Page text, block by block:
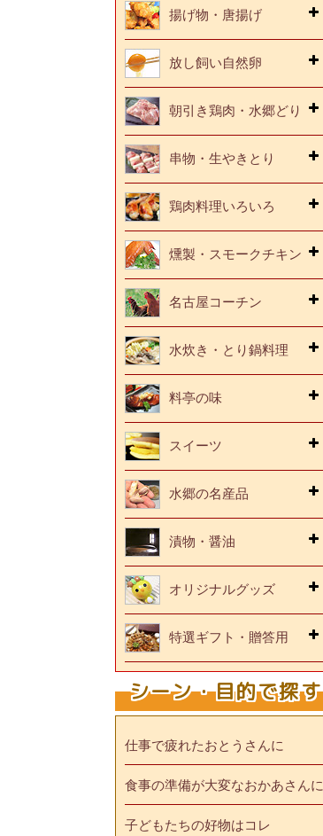
揚げ物・唐揚げ
放し飼い自然卵
朝引き鶏肉・水郷どり
串物・生やきとり
鶏肉料理いろいろ
燻製・スモークチキン
名古屋コーチン
水炊き・とり鍋料理
料亭の味
スイーツ
水郷の名産品
漬物・醤油
オリジナルグッズ
特選ギフト・贈答用
シーン・目的で探す
仕事で疲れたおとうさんに
食事の準備が大変なおかあさんに
子どもたちの好物はコレ